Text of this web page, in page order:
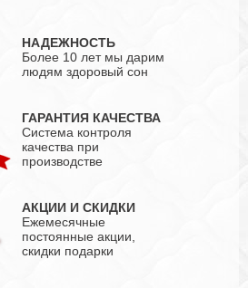
НАДЕЖНОСТЬ
Более 10 лет мы дарим
людям здоровый сон
ГАРАНТИЯ КАЧЕСТВА
Система контроля
качества при
производстве
АКЦИИ И СКИДКИ
Ежемесячные
постоянные акции,
скидки подарки